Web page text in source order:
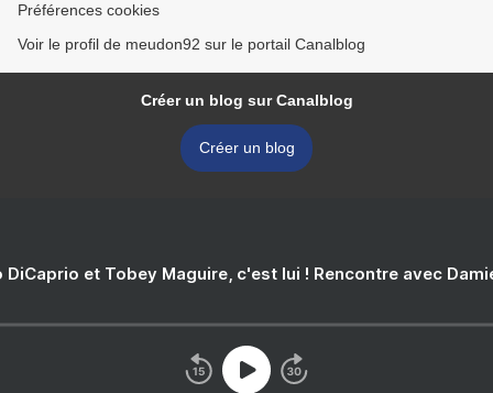
Préférences cookies
Voir le profil de meudon92 sur le portail Canalblog
Créer un blog sur Canalblog
Créer un blog
DiCaprio et Tobey Maguire, c'est lui ! Rencontre avec